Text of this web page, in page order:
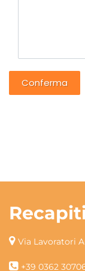
Via Lavoratori
+39 0362